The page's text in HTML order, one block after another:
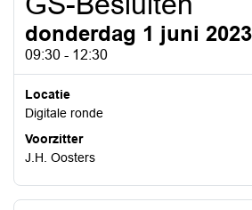
donderdag 1 juni 2023
09:30 - 12:30
Locatie
Digitale ronde
Voorzitter
J.H. Oosters